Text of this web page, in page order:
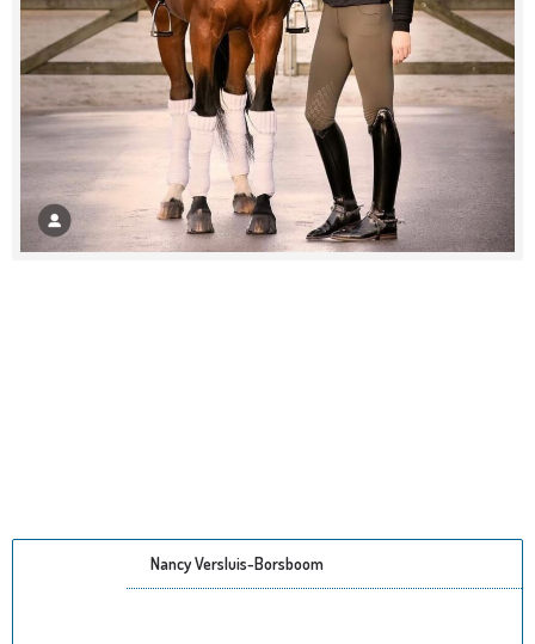
Nancy Versluis-Borsboom